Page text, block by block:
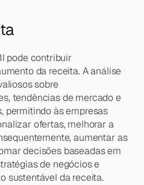
pode contribuir
da receita. A análise
sobre
tendências de mercado e
permitindo às empresas
ofertas, melhorar a
aumentar as
decisões baseadas em
de negócios e
sustentável da receita.